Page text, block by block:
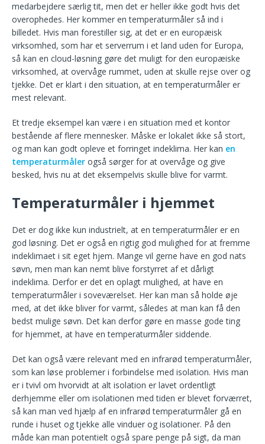
medarbejdere særlig tit, men det er heller ikke godt hvis det
overophedes. Her kommer en temperaturmåler så ind i
billedet. Hvis man forestiller sig, at det er en europæisk
virksomhed, som har et serverrum i et land uden for Europa,
så kan en cloud-løsning gøre det muligt for den europæiske
virksomhed, at overvåge rummet, uden at skulle rejse over og
tjekke. Det er klart i den situation, at en temperaturmåler er
mest relevant.
Et tredje eksempel kan være i en situation med et kontor
bestående af flere mennesker. Måske er lokalet ikke så stort,
og man kan godt opleve et forringet indeklima. Her kan en
temperaturmåler også sørger for at overvåge og give
besked, hvis nu at det eksempelvis skulle blive for varmt.
Temperaturmåler i hjemmet
Det er dog ikke kun industrielt, at en temperaturmåler er en
god løsning. Det er også en rigtig god mulighed for at fremme
indeklimaet i sit eget hjem. Mange vil gerne have en god nats
søvn, men man kan nemt blive forstyrret af et dårligt
indeklima. Derfor er det en oplagt mulighed, at have en
temperaturmåler i soveværelset. Her kan man så holde øje
med, at det ikke bliver for varmt, således at man kan få den
bedst mulige søvn. Det kan derfor gøre en masse gode ting
for hjemmet, at have en temperaturmåler siddende.
Det kan også være relevant med en infrarød temperaturmåler,
som kan løse problemer i forbindelse med isolation. Hvis man
er i tvivl om hvorvidt at alt isolation er lavet ordentligt
derhjemme eller om isolationen med tiden er blevet forværret,
så kan man ved hjælp af en infrarød temperaturmåler gå en
runde i huset og tjekke alle vinduer og isolationer. På den
måde kan man potentielt også spare penge på sigt, da man